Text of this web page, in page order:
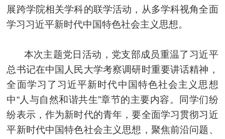
展跨学院相关学科的联学活动，从多学科视角全面
学习习近平新时代中国特色社会主义思想。
本次主题党日活动，党支部成员重温了习近平
总书记在中国人民大学考察调研时重要讲话精神，
全面学习了习近平新时代中国特色社会主义思想
中“人与自然和谐共生”章节的主要内容。同学们纷
纷表示，作为新时代的青年，要全面学习贯彻习近
平新时代中国特色社会主义思想，聚焦前沿问题、